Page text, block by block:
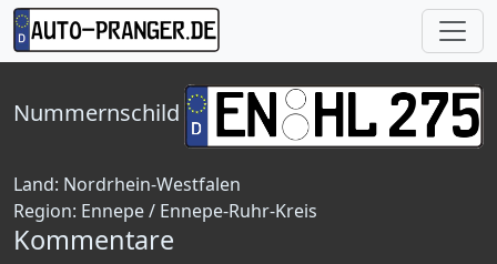
Nummernschild
Land: Nordrhein-Westfalen
Region: Ennepe / Ennepe-Ruhr-Kreis
Kommentare